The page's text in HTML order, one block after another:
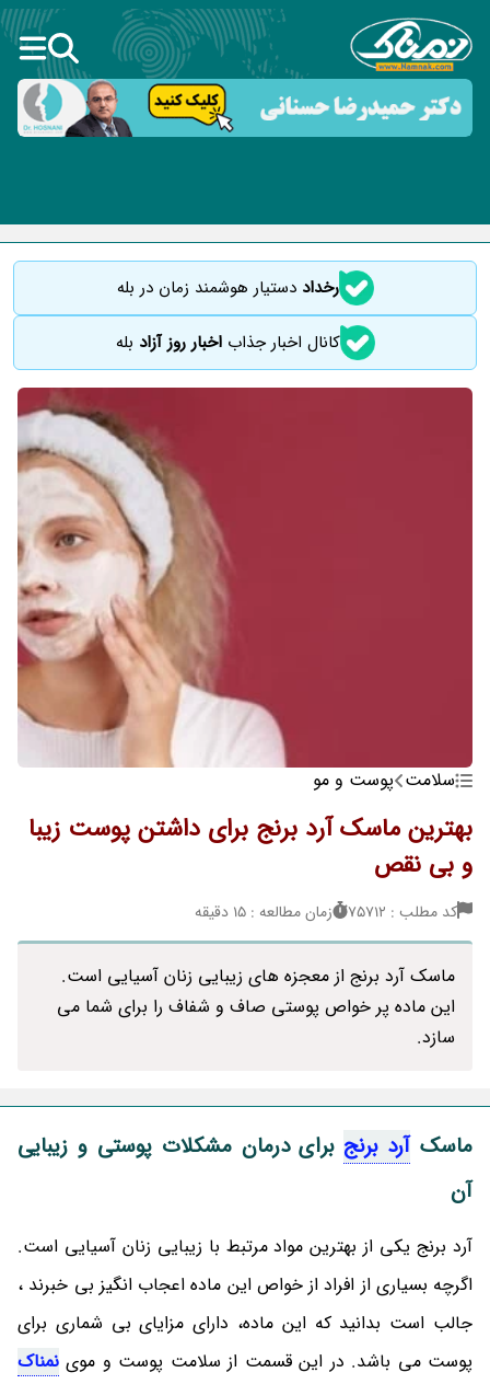
رخداددستیار هوشمند زمان در بله
کانال اخبار جذاباخبار روز آزاد بله
سلامت پوست و مو
بهترین ماسک آرد برنج برای داشتن پوست زیبا
و بی نقص
کد مطلب : 75712 زمان مطالعه : 15 دقیقه
ماسک آرد برنج از معجزه های زیبایی زنان آسیایی است.
این ماده پر خواص پوستی صاف و شفاف را برای شما می
سازد.
ماسکآرد برنج برای درمان مشکلات پوستی و زیبایی
آن
آرد برنج یکی از بهترین مواد مرتبط با زیبایی زنان آسیایی است.
اگرچه بسیاری از افراد از خواص این ماده اعجاب انگیز بی خبرند ،
جالب است بدانید که این ماده، دارای مزایای بی شماری برای
پوست می ‎باشد. در این قسمت از سلامت پوست و موی
نمناک